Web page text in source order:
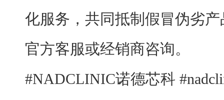
化服务，共同抵制假冒伪劣
官方客服或经销商咨询。
#NADCLINIC诺德芯科